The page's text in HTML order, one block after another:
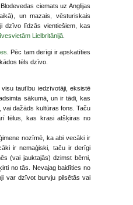
ciemats uz Anglijas
un mazais, vēsturiskais
dzīvo līdzās vientiešiem, kas
Lielbritānijā.
. Pēc tam derīgi ir apskatīties
tēls dzīvo.
tautību iedzīvotāji, eksistē
sākumā, un ir tādi, kas
vai dažāds kultūras fons. Taču
tēlus, kas krasi atšķiras no
nozīmē, ka abi vecāki ir
ir nemaģiski, taču ir derīgi
(vai jauktajās) dzimst bērni,
no tās. Nevajag baidīties no
var dzīvot burvju pilsētās vai